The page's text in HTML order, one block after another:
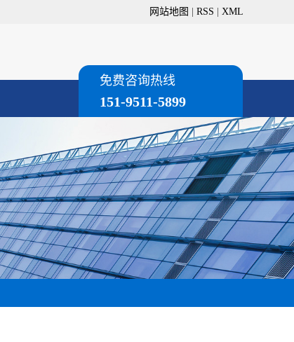
网站地图 RSS XML
免费咨询热线
151-9511-5899